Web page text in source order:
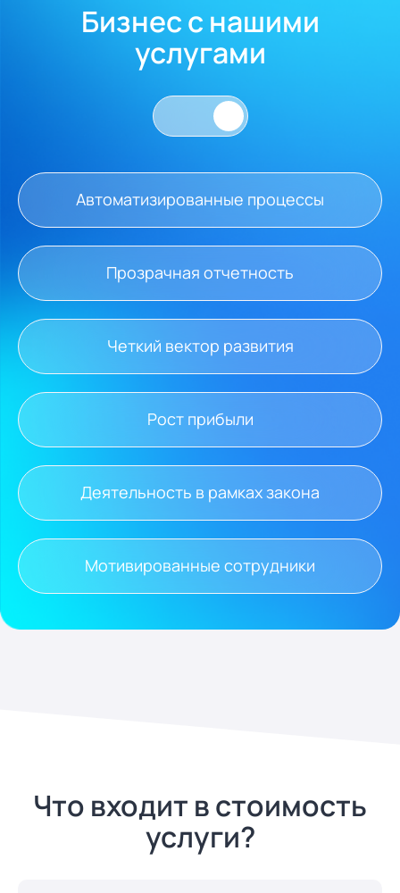
Бизнес с нашими
услугами
Автоматизированные процессы
Прозрачная отчетность
Четкий вектор развития
Рост прибыли
Деятельность в рамках закона
Мотивированные сотрудники
Что входит в стоимость
услуги?